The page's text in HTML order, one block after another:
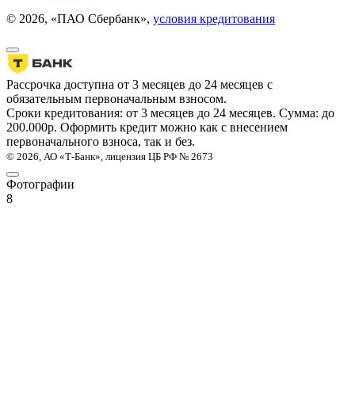
© 2026, «ПАО Сбербанк», условия кредитования
Рассрочка доступна от 3 месяцев до 24 месяцев с
обязательным первоначальным взносом.
Сроки кредитования: от 3 месяцев до 24 месяцев. Сумма: до
200.000р. Оформить кредит можно как с внесением
первоначального взноса, так и без.
© 2026, АО «Т-Банк», лицензия ЦБ РФ № 2673
Фотографии
8